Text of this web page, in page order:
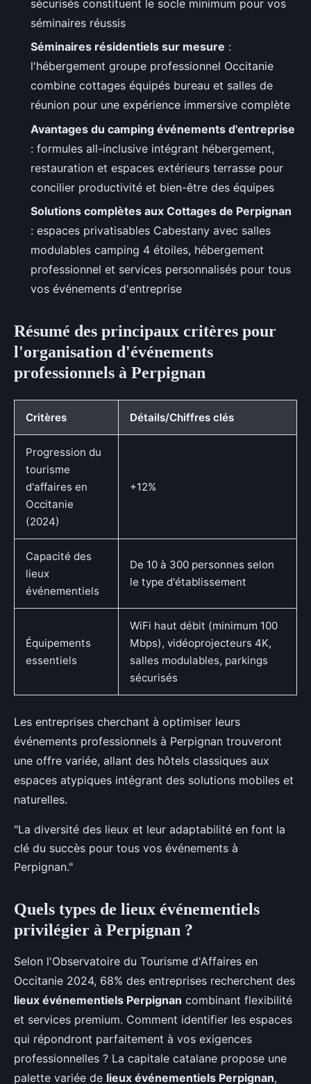
sécurisés constituent le socle minimum pour vos
séminaires réussis
Séminaires résidentiels sur mesure :
l'hébergement groupe professionnel Occitanie
combine cottages équipés bureau et salles de
réunion pour une expérience immersive complète
Avantages du camping événements d'entreprise
: formules all-inclusive intégrant hébergement,
restauration et espaces extérieurs terrasse pour
concilier productivité et bien-être des équipes
Solutions complètes aux Cottages de Perpignan
: espaces privatisables Cabestany avec salles
modulables camping 4 étoiles, hébergement
professionnel et services personnalisés pour tous
vos événements d'entreprise
Résumé des principaux critères pour
l'organisation d'événements
professionnels à Perpignan
Critères Détails/Chiffres clés
Progression du
tourisme
d'affaires en
Occitanie
(2024)
+12%
Capacité des
lieux
événementiels
De 10 à 300 personnes selon
le type d'établissement
Équipements
essentiels
WiFi haut débit (minimum 100
Mbps), vidéoprojecteurs 4K,
salles modulables, parkings
sécurisés
Les entreprises cherchant à optimiser leurs
événements professionnels à Perpignan trouveront
une offre variée, allant des hôtels classiques aux
espaces atypiques intégrant des solutions mobiles et
naturelles.
"La diversité des lieux et leur adaptabilité en font la
clé du succès pour tous vos événements à
Perpignan."
Quels types de lieux événementiels
privilégier à Perpignan ?
Selon l'Observatoire du Tourisme d'Affaires en
Occitanie 2024, 68% des entreprises recherchent des
lieux événementiels Perpignan combinant flexibilité
et services premium. Comment identifier les espaces
qui répondront parfaitement à vos exigences
professionnelles ? La capitale catalane propose une
palette variée de lieux événementiels Perpignan,